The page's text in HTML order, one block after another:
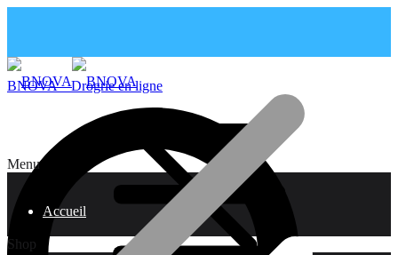
Menu
Accueil
Shop
BNOVA – Drogrie en ligne